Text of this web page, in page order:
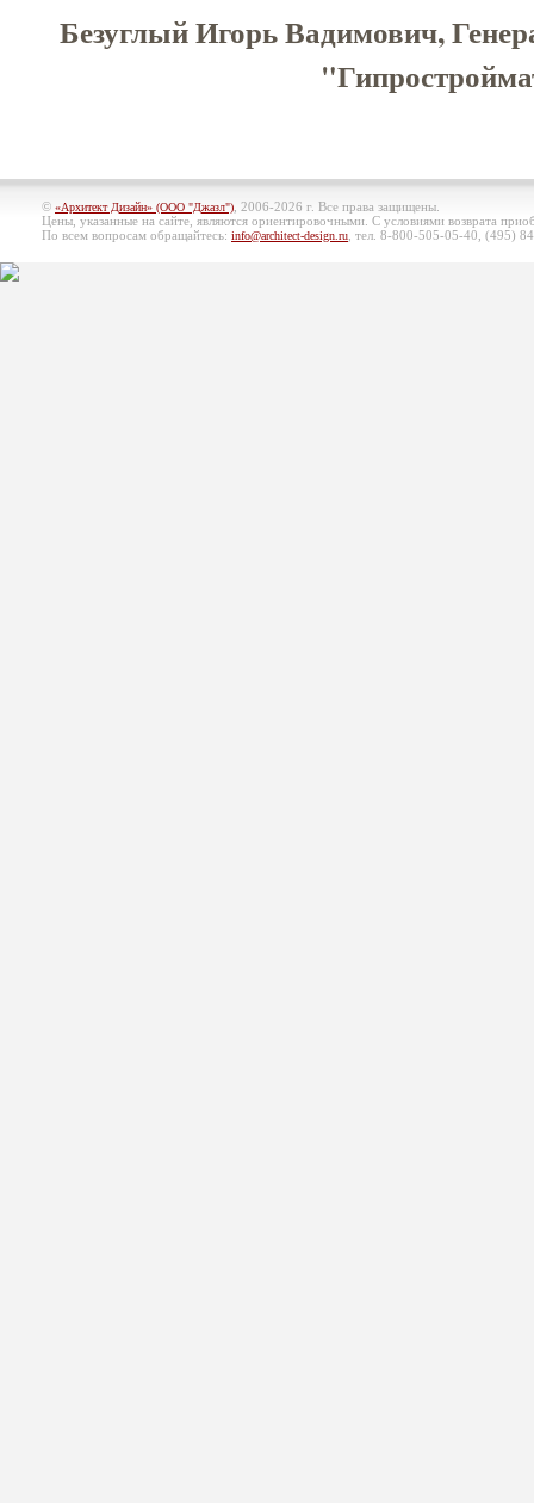
Безуглый Игорь Вадимович,
© «Архитект Дизайн» (ООО "Джазл") , 2006-2026 г. Все права защищены.
Цены, указанные на сайте, являются ориентировочными. С условиями возврата
По всем вопросам обращайтесь: info@architect-design.ru , тел. 8-800-505-05-40, (495)